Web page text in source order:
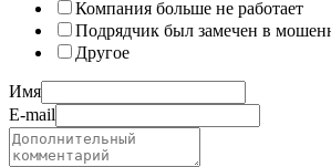
Компания больше не работает
Подрядчик был замечен в
Другое
Имя
E-mail